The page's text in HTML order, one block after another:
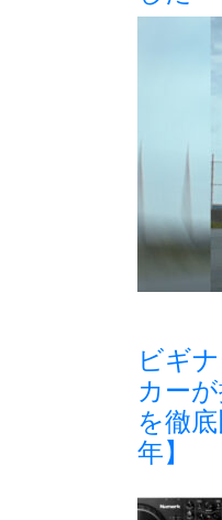
ビギ
カー
を徹
年】